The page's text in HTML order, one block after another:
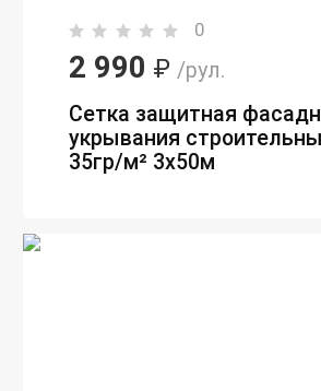
0
2 990 ₽ /рул.
Сетка защитная
укрывания
35гр/м² 3х50м